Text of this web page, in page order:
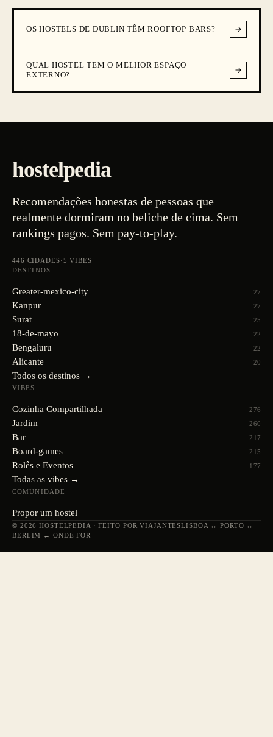
OS HOSTELS DE DUBLIN TÊM ROOFTOP BARS?
QUAL HOSTEL TEM O MELHOR ESPAÇO
EXTERNO?
hostelpedia
Recomendações honestas de pessoas que
realmente dormiram no beliche de cima. Sem
rankings pagos. Sem pay-to-play.
446 CIDADES·5 VIBES
DESTINOS
Greater-mexico-city 27
Kanpur 27
Surat 25
18-de-mayo 22
Bengaluru 22
Alicante 20
Todos os destinos →
VIBES
Cozinha Compartilhada 276
Jardim 260
Bar 217
Board-games 215
Rolês e Eventos 177
Todas as vibes →
COMUNIDADE
Propor um hostel
© 2026 HOSTELPEDIA · FEITO POR VIAJANTESLISBOA ↔ PORTO ↔
BERLIM ↔ ONDE FOR